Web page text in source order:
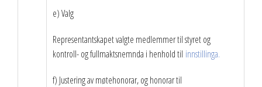
e) Valg
Representantskapet valgte medlemmer til styret og
kontroll- og fullmaktsnemnda i henhold til innstillinga.
f) Justering av møtehonorar, og honorar til